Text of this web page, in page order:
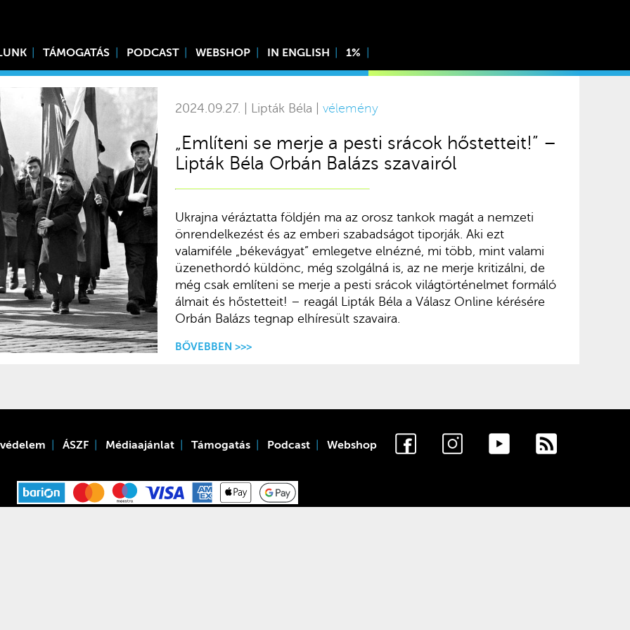
TÁMOGATÁS PODCAST WEBSHOP IN ENGLISH 1%
2024.09.27. | Lipták Béla | vélemény
„Említeni se merje a pesti srácok hőstetteit!” –
Lipták Béla Orbán Balázs szavairól
Ukrajna véráztatta földjén ma az orosz tankok magát a nemzeti
önrendelkezést és az emberi szabadságot tiporják. Aki ezt
valamiféle „békevágyat” emlegetve elnézné, mi több, mint valami
üzenethordó küldönc, még szolgálná is, az ne merje kritizálni, de
még csak említeni se merje a pesti srácok világtörténelmet formáló
álmait és hőstetteit! – reagál Lipták Béla a Válasz Online kérésére
Orbán Balázs tegnap elhíresült szavaira.
BŐVEBBEN >>>
ÁSZF Médiaajánlat Támogatás Podcast Webshop